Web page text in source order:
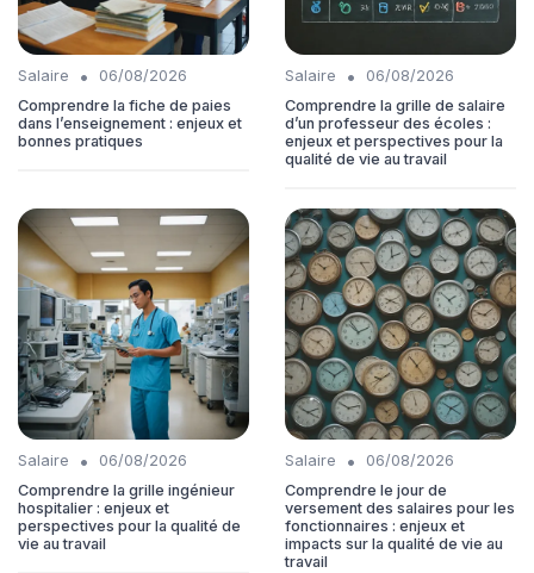
Salaire •
06/08/2026
Comprendre la fiche de paies
dans l’enseignement : enjeux et
bonnes pratiques
Salaire •
06/08/2026
Comprendre la grille de salaire
d’un professeur des écoles :
enjeux et perspectives pour la
qualité de vie au travail
Salaire •
06/08/2026
Comprendre la grille ingénieur
hospitalier : enjeux et
perspectives pour la qualité de
vie au travail
Salaire •
06/08/2026
Comprendre le jour de
versement des salaires pour les
fonctionnaires : enjeux et
impacts sur la qualité de vie au
travail